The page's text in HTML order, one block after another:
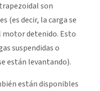
son
(es decir, la carga se
motor detenido. Esto
suspendidas o
están levantando).
están disponibles